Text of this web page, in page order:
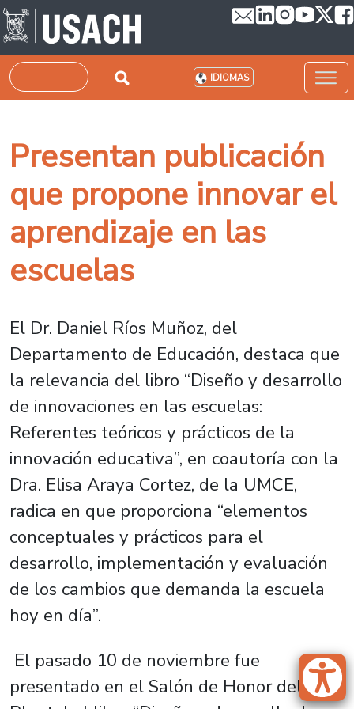
Pasar al contenido principal
Buscar IDIOMAS
Presentan publicación
que propone innovar el
aprendizaje en las
escuelas
El Dr. Daniel Ríos Muñoz, del
Departamento de Educación, destaca que
la relevancia del libro “Diseño y desarrollo
de innovaciones en las escuelas:
Referentes teóricos y prácticos de la
innovación educativa”, en coautoría con la
Dra. Elisa Araya Cortez, de la UMCE,
radica en que proporciona “elementos
conceptuales y prácticos para el
desarrollo, implementación y evaluación
de los cambios que demanda la escuela
hoy en día”.
El pasado 10 de noviembre fue
presentado en el Salón de Honor del